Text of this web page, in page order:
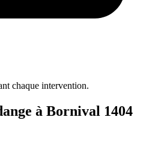
chaque intervention.
à Bornival 1404